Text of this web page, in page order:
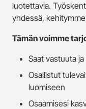
luotettavia.
yhdessä,
Tämän voimme
Saat vastuuta
Osallistut
luomiseen
Osaamisesi